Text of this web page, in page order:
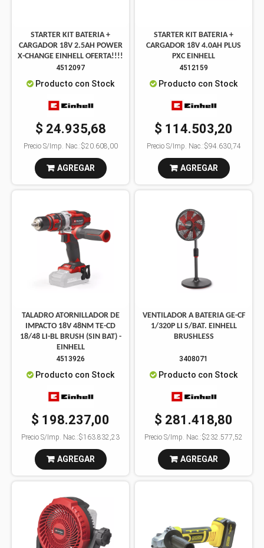
STARTER KIT BATERIA +
CARGADOR 18V 2.5AH POWER
X-CHANGE EINHELL OFERTA!!!!
4512097
Producto con Stock
$ 24.935,68
Precio S/Imp. Nac.:$20.608,00
AGREGAR
STARTER KIT BATERIA +
CARGADOR 18V 4.0AH PLUS
PXC EINHELL
4512159
Producto con Stock
$ 114.503,20
Precio S/Imp. Nac.:$94.630,74
AGREGAR
TALADRO ATORNILLADOR DE
IMPACTO 18V 48NM TE-CD
18/48 LI-BL BRUSH (SIN BAT) -
EINHELL
4513926
Producto con Stock
$ 198.237,00
Precio S/Imp. Nac.:$163.832,23
AGREGAR
VENTILADOR A BATERIA GE-CF
1/320P LI S/BAT. EINHELL
BRUSHLESS
3408071
Producto con Stock
$ 281.418,80
Precio S/Imp. Nac.:$232.577,52
AGREGAR